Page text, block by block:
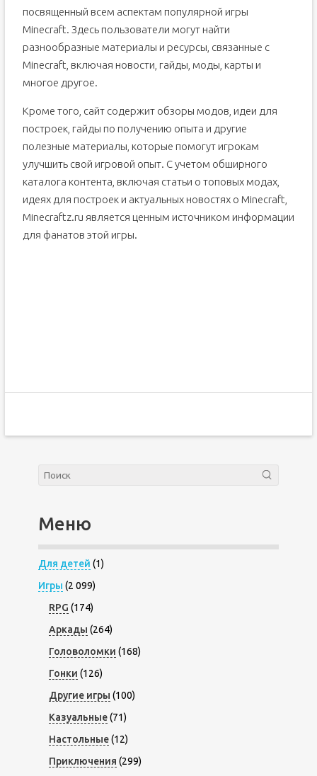
посвященный всем аспектам популярной игры
Minecraft. Здесь пользователи могут найти
разнообразные материалы и ресурсы, связанные с
Minecraft, включая новости, гайды, моды, карты и
многое другое.
Кроме того, сайт содержит обзоры модов, идеи для
построек, гайды по получению опыта и другие
полезные материалы, которые помогут игрокам
улучшить свой игровой опыт. С учетом обширного
каталога контента, включая статьи о топовых модах,
идеях для построек и актуальных новостях о Minecraft,
Minecraftz.ru является ценным источником информации
для фанатов этой игры.
Меню
Для детей (1)
Игры (2 099)
RPG (174)
Аркады (264)
Головоломки (168)
Гонки (126)
Другие игры (100)
Казуальные(71)
Настольные(12)
Приключения (299)